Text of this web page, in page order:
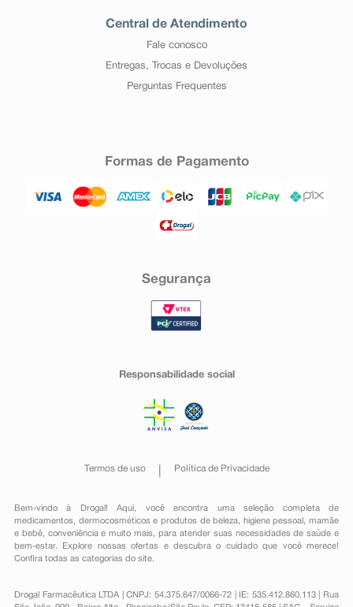
Central de Atendimento
Fale conosco
Entregas, Trocas e Devoluções
Perguntas Frequentes
Formas de Pagamento
Segurança
Responsabilidade social
Termos de uso Política de Privacidade
Bem-vindo à Drogal! Aqui, você encontra uma seleção completa de
medicamentos , dermocosméticos e produtos de beleza, higiene pessoal ,mamãe
e bebê, conveniênciae muito mais, para atender suas necessidades de saúde e
bem-estar. Explore nossas ofertas e descubra o cuidado que você merece!
Confira todas as categorias do site.
Drogal Farmacêutica LTDA | CNPJ: 54.375.647/0066-72 | IE: 535.412.860.113 | Rua